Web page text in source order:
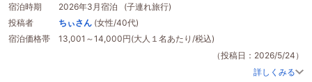
宿泊時期
2026年3月宿泊 (子連れ旅行)
投稿者
ちぃさん (女性/40代)
宿泊価格帯
13,001～14,000円(大人１名あたり/税込)
（投稿日：2026/5/24）
詳しくみる